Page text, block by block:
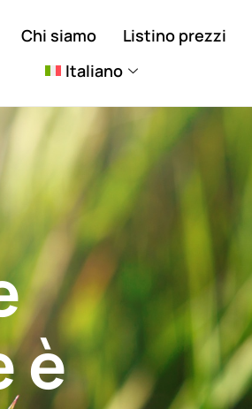
Chi siamo Listino prezzi
Italiano
è